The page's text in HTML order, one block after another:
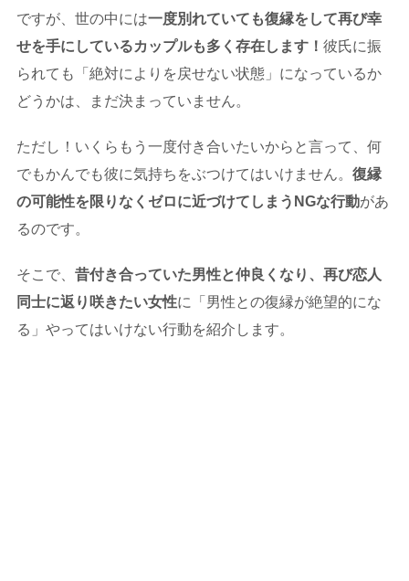
ですが、世の中には一度別れていても復縁をして再び幸
せを手にしているカップルも多く存在します！ 彼氏に振
られても「絶対によりを戻せない状態」になっているか
どうかは、まだ決まっていません。
ただし！いくらもう一度付き合いたいからと言って、何
でもかんでも彼に気持ちをぶつけてはいけません。 復縁
の可能性を限りなくゼロに近づけてしまうNGな行動があ
るのです。
そこで、 昔付き合っていた男性と仲良くなり、再び恋人
同士に返り咲きたい女性に「男性との復縁が絶望的にな
る」やってはいけない行動を紹介します。